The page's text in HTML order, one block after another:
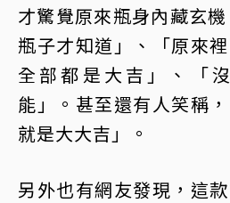
才驚覺原來瓶身內藏玄
瓶子才知道」、「原來
全部都是大吉」、「
能」。甚至還有人笑稱
就是大大吉」。
另外也有網友發現，這